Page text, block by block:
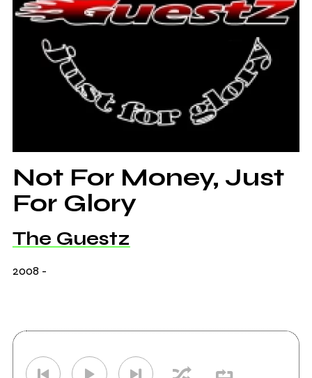
Not For Money, Just
For Glory
The Guestz
2008 -